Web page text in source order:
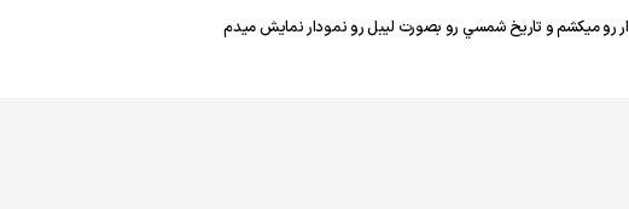
رو ميكشم و تاريخ شمسي رو بصورت ليبل رو نمودار نمايش ميدم